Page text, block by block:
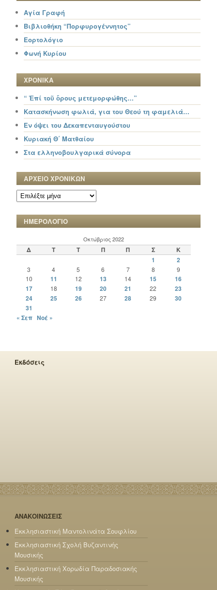
Αγία Γραφή
Βιβλιοθήκη “Πορφυρογέννητος”
Εορτολόγιο
Φωνή Κυρίου
ΧΡΟΝΙΚΑ
“ Ἐπί τοῦ ὄρους μετεμορφώθης…”
Κατασκήνωση φωλιά, για του Θεού τη φαμελιά…
Εν όψει του Δεκαπενταυγούστου
Κυριακή Θ΄ Ματθαίου
Στα ελληνοβουλγαρικά σύνορα
ΑΡΧΕΙΟ ΧΡΟΝΙΚΩΝ
ΑΡΧΕΙΟ
ΧΡΟΝΙΚΩΝ
ΗΜΕΡΟΛΟΓΙΟ
Οκτώβριος 2022
Δ Τ Τ Π Π Σ
Κ
1
2
3 4 5 6 7 8
9
10
11 12 13 14 15
16
17
18 19 20 21 22
23
24
25 26 27 28 29
30
31
« Σεπ Νοέ »
Εκδόσεις
ΑΝΑΚΟΙΝΩΣΕΙΣ
Εκκλησιαστική Μαντολινάτα Σουφλίου
Εκκλησιαστική Σχολή Βυζαντινής
Μουσικής
Εκκλησιαστική Χορωδία Παραδοσιακής
Μουσικής